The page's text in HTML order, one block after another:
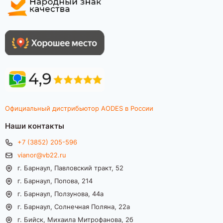
Официальный дистрибьютор AODES в России
Наши контакты
+7 (3852) 205-596
vianor@vb22.ru
г. Барнаул, Павловский тракт, 52
г. Барнаул, Попова, 214
г. Барнаул, Ползунова, 44а
г. Барнаул, Солнечная Поляна, 22а
г. Бийск, Михаила Митрофанова, 2б